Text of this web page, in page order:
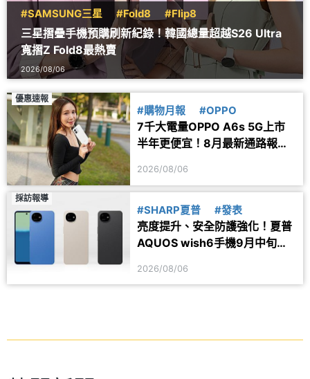
#SAMSUNG三星 #Fold8 #Flip8
三星摺疊手機預購刷新紀錄！韓國總量超越S26 Ultra
寬摺Z Fold8最熱賣
2026/08/06
優惠速報
#購物月報 #OPPO
7千大電量OPPO A6s 5G上市
半年更便宜！8月最新通路報價
2026/08/06
採訪報導
#SHARP夏普 #發表
亮度提升、安全防護強化！夏普
AQUOS wish6手機9月中旬台
2026/08/06